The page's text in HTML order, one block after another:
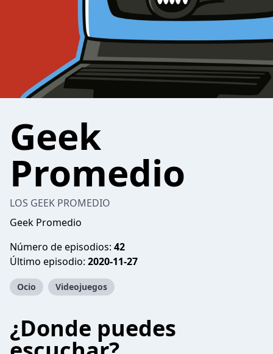
Geek
Promedio
LOS GEEK PROMEDIO
Geek Promedio
Número de episodios: 42
Último episodio: 2020-11-27
Ocio Videojuegos
¿Donde puedes